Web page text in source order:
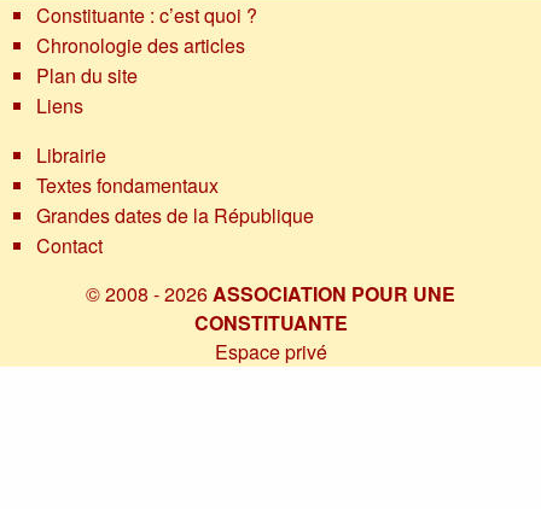
Constituante : c’est quoi ?
Chronologie des articles
Plan du site
Liens
Librairie
Textes fondamentaux
Grandes dates de la République
Contact
© 2008 - 2026ASSOCIATION POUR UNE
CONSTITUANTE
Espace privé